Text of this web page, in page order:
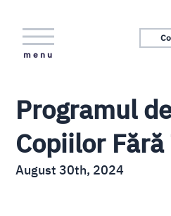
menu
Programul
Copiilor Fără
August 30th, 2024